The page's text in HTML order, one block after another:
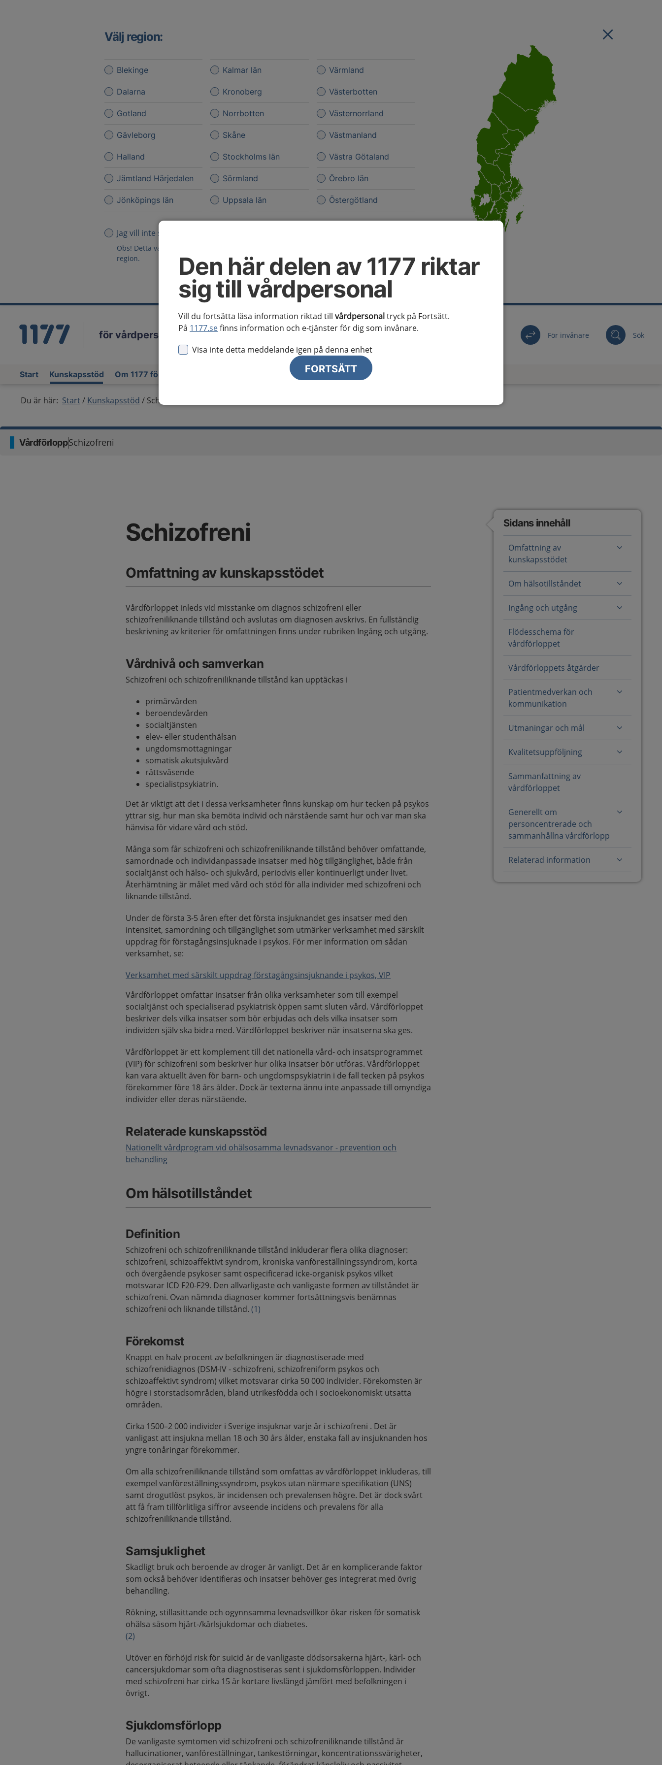
Den här delen av 1177 riktar
sig till vårdpersonal
Vill du fortsätta läsa information riktad till vårdpersonaltryck på Fortsätt.
På 1177.sefinns information och e-tjänster för dig som invånare.
Visa inte detta meddelande igen på denna enhet
FORTSÄTT
Välj region:
Blekinge
Dalarna
Gotland
Gävleborg
Halland
Jämtland Härjedalen
Jönköpings län
Kalmar län
Kronoberg
Norrbotten
Skåne
Stockholms län
Sörmland
Uppsala län
Värmland
Västerbotten
Västernorrland
Västmanland
Västra Götaland
Örebro län
Östergötland
Jag vill inte se någon regional information
Obs! Detta val innebär att du inte ser regionalt innehåll och viktig information som gäller just din
region.
för vårdpersonal Välj region För invånare Sök
Start Kunskapsstöd Om 1177 för vårdpersonal
Du är här: Start Kunskapsstöd Schizofreni
VårdförloppSchizofreni
Schizofreni
Omfattning av kunskapsstödet
Vårdförloppet inleds vid misstanke om diagnos schizofreni eller
schizofreniliknande tillstånd och avslutas om diagnosen avskrivs. En fullständig
beskrivning av kriterier för omfattningen finns under rubriken Ingång och utgång.
Vårdnivå och samverkan
Schizofreni och schizofreniliknande tillstånd kan upptäckas i
primärvården
beroendevården
socialtjänsten
elev- eller studenthälsan
ungdomsmottagningar
somatisk akutsjukvård
rättsväsende
specialistpsykiatrin.
Det är viktigt att det i dessa verksamheter finns kunskap om hur tecken på psykos
yttrar sig, hur man ska bemöta individ och närstående samt hur och var man ska
hänvisa för vidare vård och stöd.
Många som får schizofreni och schizofreniliknande tillstånd behöver omfattande,
samordnade och individanpassade insatser med hög tillgänglighet, både från
socialtjänst och hälso- och sjukvård, periodvis eller kontinuerligt under livet.
Återhämtning är målet med vård och stöd för alla individer med schizofreni och
liknande tillstånd.
Under de första 3-5 åren efter det första insjuknandet ges insatser med den
intensitet, samordning och tillgänglighet som utmärker verksamhet med särskilt
uppdrag för förstagångsinsjuknade i psykos. För mer information om sådan
verksamhet, se:
Verksamhet med särskilt uppdrag förstagångsinsjuknande i psykos, VIP
Vårdförloppet omfattar insatser från olika verksamheter som till exempel
socialtjänst och specialiserad psykiatrisk öppen samt sluten vård. Vårdförloppet
beskriver dels vilka insatser som bör erbjudas och dels vilka insatser som
individen själv ska bidra med. Vårdförloppet beskriver när insatserna ska ges.
Vårdförloppet är ett komplement till det nationella vård- och insatsprogrammet
(VIP) för schizofreni som beskriver hur olika insatser bör utföras. Vårdförloppet
kan vara aktuellt även för barn- och ungdomspsykiatrin i de fall tecken på psykos
förekommer före 18 års ålder. Dock är texterna ännu inte anpassade till omyndiga
individer eller deras närstående.
Relaterade kunskapsstöd
Nationellt vårdprogram vid ohälsosamma levnadsvanor - prevention och
behandling
Om hälsotillståndet
Definition
Schizofreni och schizofreniliknande tillstånd inkluderar flera olika diagnoser:
schizofreni, schizoaffektivt syndrom, kroniska vanföreställningssyndrom, korta
och övergående psykoser samt ospecificerad icke-organisk psykos vilket
motsvarar ICD F20-F29. Den allvarligaste och vanligaste formen av tillståndet är
schizofreni. Ovan nämnda diagnoser kommer fortsättningsvis benämnas
schizofreni och liknande tillstånd.(1)
Förekomst
Knappt en halv procent av befolkningen är diagnostiserade med
schizofrenidiagnos (DSM-IV - schizofreni, schizofreniform psykos och
schizoaffektivt syndrom) vilket motsvarar cirka 50 000 individer. Förekomsten är
högre i storstadsområden, bland utrikesfödda och i socioekonomiskt utsatta
områden.
Cirka 1500–2 000 individer i Sverige insjuknar varje år i schizofreni . Det är
vanligast att insjukna mellan 18 och 30 års ålder, enstaka fall av insjuknanden hos
yngre tonåringar förekommer.
Om alla schizofreniliknande tillstånd som omfattas av vårdförloppet inkluderas, till
exempel vanföreställningssyndrom, psykos utan närmare specifikation (UNS)
samt drogutlöst psykos, är incidensen och prevalensen högre. Det är dock svårt
att få fram tillförlitliga siffror avseende incidens och prevalens för alla
schizofreniliknande tillstånd.
Samsjuklighet
Skadligt bruk och beroende av droger är vanligt. Det är en komplicerande faktor
som också behöver identifieras och insatser behöver ges integrerat med övrig
behandling.
Rökning, stillasittande och ogynnsamma levnadsvillkor ökar risken för somatisk
ohälsa såsom hjärt-/kärlsjukdomar och diabetes.
(2)
Utöver en förhöjd risk för suicid är de vanligaste dödsorsakerna hjärt-, kärl- och
cancersjukdomar som ofta diagnostiseras sent i sjukdomsförloppen. Individer
med schizofreni har cirka 15 år kortare livslängd jämfört med befolkningen i
övrigt.
Sjukdomsförlopp
De vanligaste symtomen vid schizofreni och schizofreniliknande tillstånd är
hallucinationer, vanföreställningar, tankestörningar, koncentrationssvårigheter,
Sidans innehåll
Omfattning av
kunskapsstödet
Om hälsotillståndet
Ingång och utgång
Flödesschema för
vårdförloppet
Vårdförloppets åtgärder
Patientmedverkan och
kommunikation
Utmaningar och mål
Kvalitetsuppföljning
Sammanfattning av
vårdförloppet
Generellt om
personcentrerade och
sammanhållna vårdförlopp
Relaterad information